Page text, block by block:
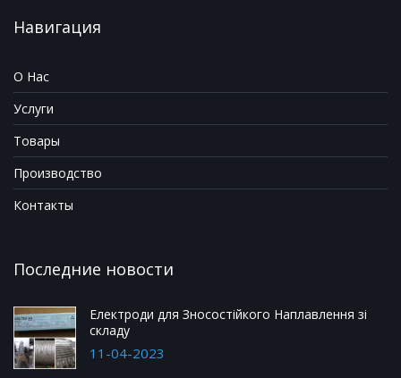
Навигация
О Нас
Услуги
Товары
Производство
Контакты
Последние новости
Електроди для Зносостійкого Наплавлення зі
складу
11-04-2023